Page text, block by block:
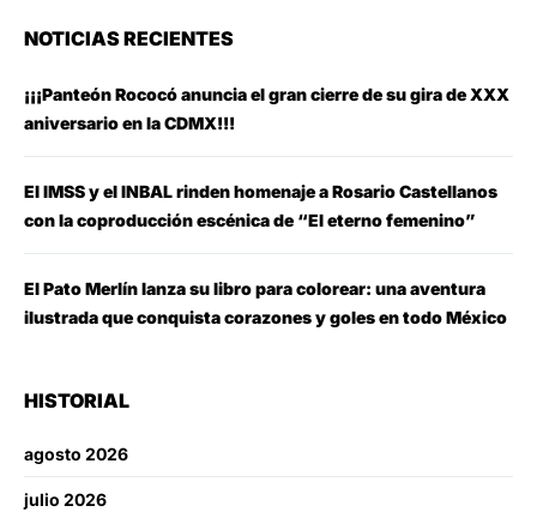
NOTICIAS RECIENTES
¡¡¡Panteón Rococó anuncia el gran cierre de su gira de XXX
aniversario en la CDMX!!!
El IMSS y el INBAL rinden homenaje a Rosario Castellanos
con la coproducción escénica de “El eterno femenino”
El Pato Merlín lanza su libro para colorear: una aventura
ilustrada que conquista corazones y goles en todo México
HISTORIAL
agosto 2026
julio 2026